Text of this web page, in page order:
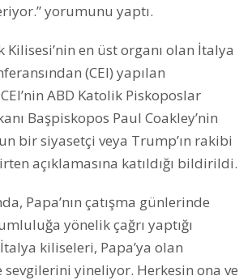
yorumunu yaptı.
Kilisesi’nin en üst organı olan İtalya
(CEI) yapılan
ABD Katolik Piskoposlar
Başpiskopos Paul Coakley’nin
bir siyasetçi veya Trump’ın rakibi
açıklamasına katıldığı bildirildi.
Papa’nın çatışma günlerinde
yönelik çağrı yaptığı
kiliseleri, Papa’ya olan
sevgilerini yineliyor. Herkesin ona ve